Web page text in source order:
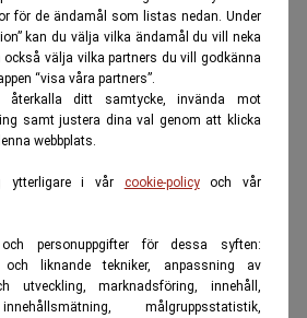
för de ändamål som listas nedan. Under
kan du välja vilka ändamål du vill neka
också välja vilka partners du vill godkänna
“visa våra partners”.
ditt samtycke, invända mot
samt justera dina val genom att klicka
webbplats.
ytterligare i vår cookie-policyoch vår
personuppgifter för dessa syften:
och liknande tekniker, anpassning av
utveckling, marknadsföring, innehåll,
målgruppsstatistik,